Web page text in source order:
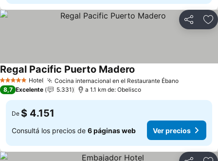
Compartir
5 Estrellas Hotel Cocina internacional en el Restaurante Ébano
Regal Pacific Puerto Madero
8,7 Excelente 5.331 a 1.1 km de: Obelisco
De $ 4.151
Consultá los precios de 6 páginas web Ver precios